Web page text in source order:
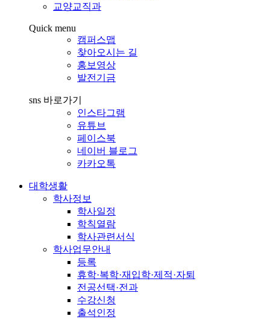
교양교직과
Quick menu
캠퍼스맵
찾아오시는 길
홍보영상
발전기금
sns 바로가기
인스타그램
유튜브
페이스북
네이버 블로그
카카오톡
대학생활
학사정보
학사일정
학칙열람
학사관련서식
학사업무안내
등록
휴학·복학·재입학·제적·자퇴
전공선택·전과
수강신청
출석인정